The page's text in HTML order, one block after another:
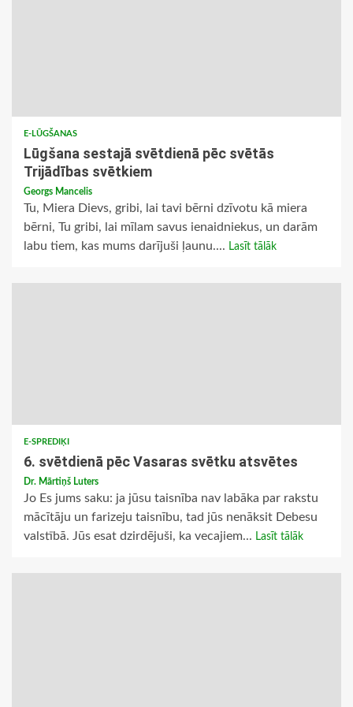
E-LŪGŠANAS
Lūgšana sestajā svētdienā pēc svētās
Trijādības svētkiem
Georgs Mancelis
Tu, Miera Dievs, gribi, lai tavi bērni dzīvotu kā miera
bērni, Tu gribi, lai mīlam savus ienaidniekus, un darām
labu tiem, kas mums darījuši ļaunu.... Lasīt tālāk
E-SPREDIĶI
6. svētdienā pēc Vasaras svētku atsvētes
Dr. Mārtiņš Luters
Jo Es jums saku: ja jūsu taisnība nav labāka par rakstu
mācītāju un farizeju taisnību, tad jūs nenāksit Debesu
valstībā. Jūs esat dzirdējuši, ka vecajiem... Lasīt tālāk